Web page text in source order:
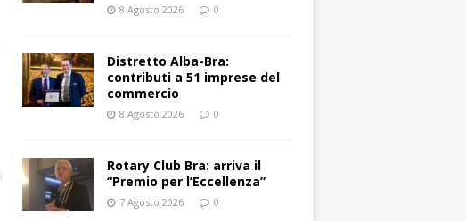
8 Agosto 2026 0
Distretto Alba-Bra:
contributi a 51 imprese del
commercio
8 Agosto 2026 0
Rotary Club Bra: arriva il
“Premio per l’Eccellenza”
7 Agosto 2026 0